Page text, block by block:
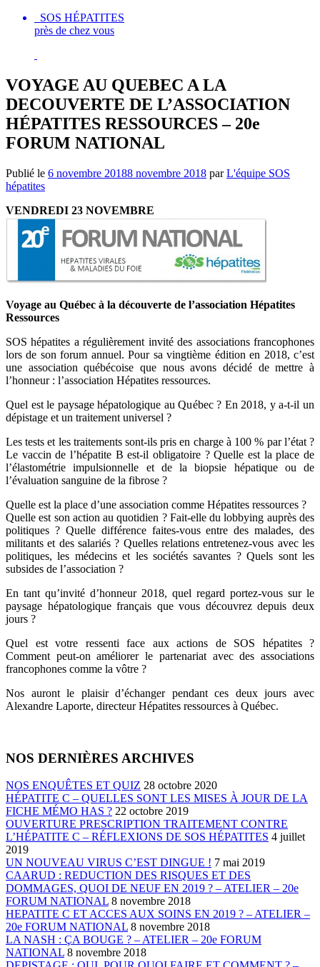
SOS HÉPATITES
près de chez vous
VOYAGE AU QUEBEC A LA
DECOUVERTE DE L’ASSOCIATION
HÉPATITES RESSOURCES – 20e
FORUM NATIONAL
Publié le 6 novembre 20188 novembre 2018 parL'équipe SOS
hépatites
VENDREDI 23 NOVEMBRE
Voyage au Québec à la découverte de l’association Hépatites
Ressources
SOS hépatites a régulièrement invité des associations francophones
lors de son forum annuel. Pour sa vingtième édition en 2018, c’est
une association québécoise que nous avons décidé de mettre à
l’honneur : l’association Hépatites ressources.
Quel est le paysage hépatologique au Québec ? En 2018, y a-t-il un
dépistage et un traitement universel ?
Les tests et les traitements sont-ils pris en charge à 100 % par l’état ?
Le vaccin de l’hépatite B est-il obligatoire ? Quelle est la place de
l’élastométrie impulsionnelle et de la biopsie hépatique ou de
l’évaluation sanguine de la fibrose ?
Quelle est la place d’une association comme Hépatites ressources ?
Quelle est son action au quotidien ? Fait-elle du lobbying auprès des
politiques ? Quelle différence faites-vous entre des malades, des
militants et des salariés ? Quelles relations entretenez-vous avec les
politiques, les médecins et les sociétés savantes ? Quels sont les
subsides de l’association ?
En tant qu’invité d’honneur 2018, quel regard portez-vous sur le
paysage hépatologique français que vous découvrez depuis deux
jours ?
Quel est votre ressenti face aux actions de SOS hépatites ?
Comment peut-on améliorer le partenariat avec des associations
francophones comme la vôtre ?
Nos auront le plaisir d’échanger pendant ces deux jours avec
Alexandre Laporte, directeur Hépatites ressources à Québec.
NOS DERNIÈRES ARCHIVES
NOS ENQUÊTES ET QUIZ 28 octobre 2020
HÉPATITE C – QUELLES SONT LES MISES À JOUR DE LA
FICHE MÉMO HAS ? 22 octobre 2019
OUVERTURE PRESCRIPTION TRAITEMENT CONTRE
L’HÉPATITE C – RÉFLEXIONS DE SOS HÉPATITES 4 juillet
2019
UN NOUVEAU VIRUS C’EST DINGUE ! 7 mai 2019
CAARUD : REDUCTION DES RISQUES ET DES
DOMMAGES, QUOI DE NEUF EN 2019 ? – ATELIER – 20e
FORUM NATIONAL 8 novembre 2018
HEPATITE C ET ACCES AUX SOINS EN 2019 ? – ATELIER –
20e FORUM NATIONAL 8 novembre 2018
LA NASH : ÇA BOUGE ? – ATELIER – 20e FORUM
NATIONAL 8 novembre 2018